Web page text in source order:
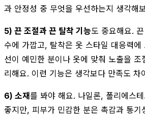
과 안정성 중 무엇을 우선하는지 생각해
5) 끈 조절과 끈 탈착 기능도 중요해요.
수에 가깝고, 탈착은 옷 스타일 대응력에
선이 예민한 분이나 옷에 맞춰 노출을 조
리해요. 이런 기능은 생각보다 만족도 차
6) 소재를 봐야 해요. 나일론, 폴리에스
좋지만, 피부가 민감한 분은 촉감과 통기